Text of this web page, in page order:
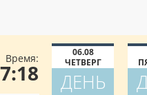
Время:
06.08
ЧЕТВЕРГ
ДЕНЬ